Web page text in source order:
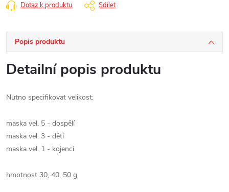
Dotaz k produktu Sdílet
Popis produktu
Detailní popis produktu
Nutno specifikovat velikost:
maska vel. 5 - dospělí
maska vel. 3 - děti
maska vel. 1 - kojenci
hmotnost 30, 40, 50 g